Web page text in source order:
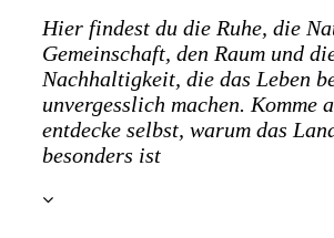
Hier findest du die Ruhe, die
Gemeinschaft, den Raum und
Nachhaltigkeit, die das Leben
unvergesslich machen. Komme
entdecke selbst, warum das
besonders ist